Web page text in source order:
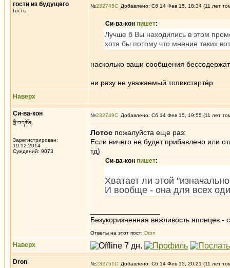
гости из будущего
Гость
№232745 Добавлено: Сб 14 Фев 15, 18:34 (11 лет
Си-ва-кон пишет:
Лучше б Вы находились в этом
хотя бы потому что мнение таких
насколько ваши сообщения
ни разу не уважаемый топикстартёр
Наверх
Си-ва-кон
སྲི་བ་དཀོན
Зарегистрирован:
19.12.2014
Суждений: 9073
№232749 Добавлено: Сб 14 Фев 15, 19:55 (11 лет
Лотос пожалуйста еще раз:
Если ничего не будет прибавлено или
тд)
Си-ва-кон пишет:
Хватает ли этой
И вообще - она для всех
Безукоризненная вежливость японцев -
Ответы на этот пост: Dron
Наверх
Dron №232751 Добавлено: Сб 14 Фев 15, 20:21 (11 лет